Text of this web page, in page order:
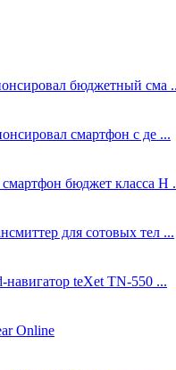
бюджетный сма
смартфон с де ...
бюджет класса H
для сотовых тел ...
навигатор teXet TN-550 ...
Online